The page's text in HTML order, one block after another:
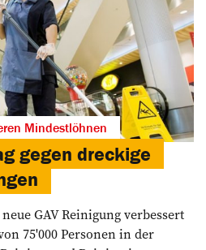
Mindestlöhnen
gegen dreckige
GAV Reinigung ­verbessert
75'000 Personen in der